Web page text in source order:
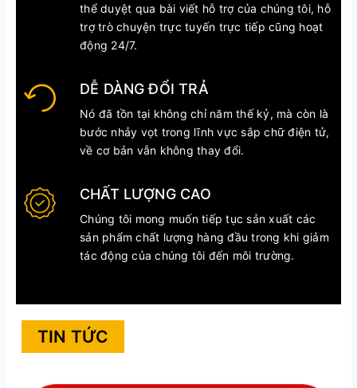
thể duyệt qua bài viết hỗ trợ của chúng tôi, hỗ
trợ trò chuyện trực tuyến trực tiếp cũng hoạt
động 24/7.
DỄ DÀNG ĐỔI TRẢ
Nó đã tồn tại không chỉ năm thế kỷ, mà còn là
bước nhảy vọt trong lĩnh vực sắp chữ điện tử,
về cơ bản vẫn không thay đổi.
CHẤT LƯỢNG CAO
Chúng tôi mong muốn tiếp tục sản xuất các
sản phẩm chất lượng hàng đầu trong khi giảm
tác động của chúng tôi đến môi trường.
TIN TỨC